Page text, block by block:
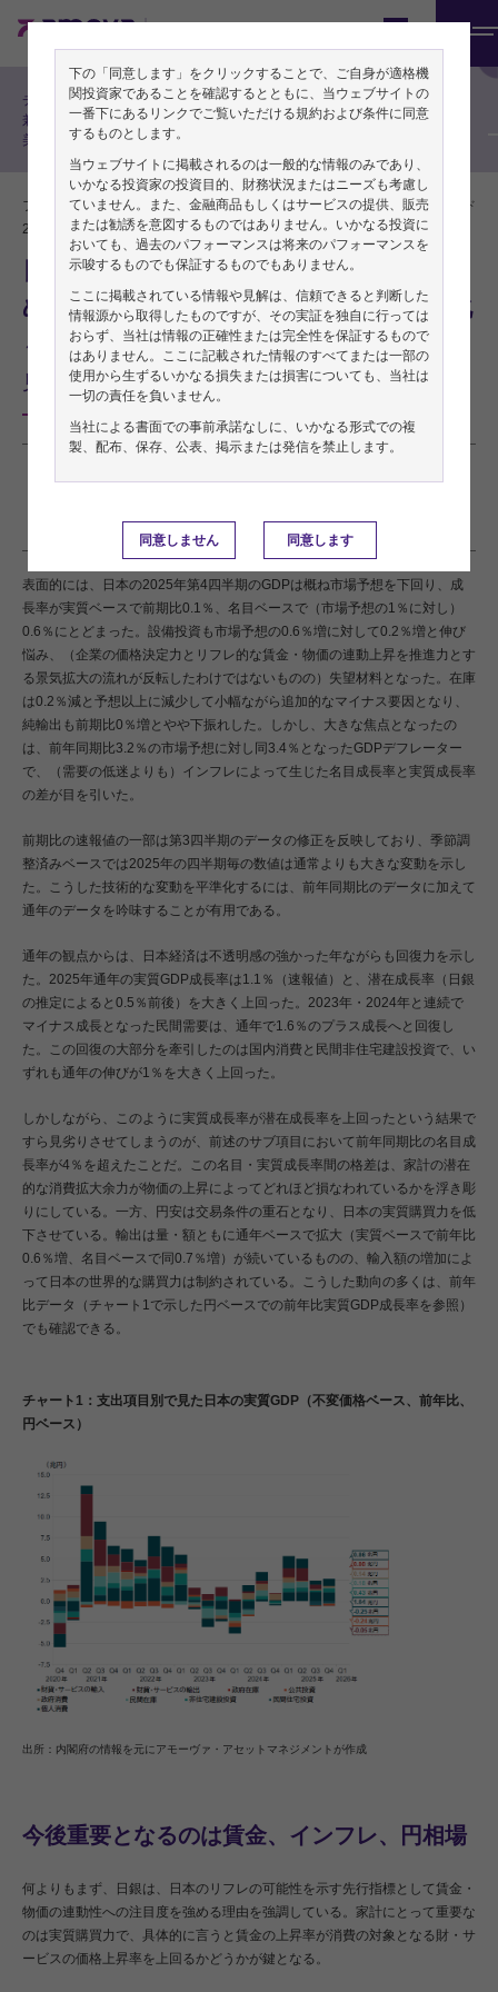
ニ
フィンク直美の投資戦略
チーフ・グローバル・ストラテジスト
兼チーフ・エコノミスト フィンク直
美によるリサーチレポート
フィンク直美／チーフ・グローバル・ストラテジスト
2026年02月18日
PDFをダウンロード
日本の第4四半期のGDP：インフレに歪
められた環境で景気回復のペースが鈍化
～第4四半期のGDPは市場予想を下回るも通年で
見ると依然として回復力を示している～
は英語による原本が日本語版に優先します。
表面的には、日本の2025年第4四半期のGDPは概ね市場予想を下回り、成
長率が実質ベースで前期比0.1％、名目ベースで（市場予想の1％に対し）
0.6％にとどまった。設備投資も市場予想の0.6％増に対して0.2％増と伸び
悩み、（企業の価格決定力とリフレ的な賃金・物価の連動上昇を推進力とす
る景気拡大の流れが反転したわけではないものの）失望材料となった。在庫
は0.2％減と予想以上に減少して小幅ながら追加的なマイナス要因となり、
純輸出も前期比0％増とやや下振れした。しかし、大きな焦点となったの
は、前年同期比3.2％の市場予想に対し同3.4％となったGDPデフレーター
で、（需要の低迷よりも）インフレによって生じた名目成長率と実質成長率
の差が目を引いた。
前期比の速報値の一部は第3四半期のデータの修正を反映しており、季節調
整済みベースでは2025年の四半期毎の数値は通常よりも大きな変動を示し
た。こうした技術的な変動を平準化するには、前年同期比のデータに加えて
通年のデータを吟味することが有用である。
通年の観点からは、日本経済は不透明感の強かった年ながらも回復力を示し
た。2025年通年の実質GDP成長率は1.1％（速報値）と、潜在成長率（日銀
の推定によると0.5％前後）を大きく上回った。2023年・2024年と連続で
マイナス成長となった民間需要は、通年で1.6％のプラス成長へと回復し
た。この回復の大部分を牽引したのは国内消費と民間非住宅建設投資で、い
ずれも通年の伸びが1％を大きく上回った。
しかしながら、このように実質成長率が潜在成長率を上回ったという結果で
すら見劣りさせてしまうのが、前述のサブ項目において前年同期比の名目成
長率が4％を超えたことだ。この名目・実質成長率間の格差は、家計の潜在
的な消費拡大余力が物価の上昇によってどれほど損なわれているかを浮き彫
りにしている。一方、円安は交易条件の重石となり、日本の実質購買力を低
下させている。輸出は量・額ともに通年ベースで拡大（実質ベースで前年比
0.6％増、名目ベースで同0.7％増）が続いているものの、輸入額の増加によ
って日本の世界的な購買力は制約されている。こうした動向の多くは、前年
比データ（チャート1で示した円ベースでの前年比実質GDP成長率を参照）
でも確認できる。
チャート1：支出項目別で見た日本の実質GDP（不変価格ベース、前年比、
円ベース）
出所：内閣府の情報を元にアモーヴァ・アセットマネジメントが作成
今後重要となるのは賃金、インフレ、円相場
何よりもまず、日銀は、日本のリフレの可能性を示す先行指標として賃金・
物価の連動性への注目度を強める理由を強調している。家計にとって重要な
のは実質購買力で、具体的に言うと賃金の上昇率が消費の対象となる財・サ
ービスの価格上昇率を上回るかどうかが鍵となる。
下の「同意します」をクリックすることで、ご自身が適格機
関投資家であることを確認するとともに、当ウェブサイトの
一番下にあるリンクでご覧いただける規約および条件に同意
するものとします。
当ウェブサイトに掲載されるのは一般的な情報のみであり、
いかなる投資家の投資目的、財務状況またはニーズも考慮し
ていません。また、金融商品もしくはサービスの提供、販売
または勧誘を意図するものではありません。いかなる投資に
おいても、過去のパフォーマンスは将来のパフォーマンスを
示唆するものでも保証するものでもありません。
ここに掲載されている情報や見解は、信頼できると判断した
情報源から取得したものですが、その実証を独自に行っては
おらず、当社は情報の正確性または完全性を保証するもので
はありません。ここに記載された情報のすべてまたは一部の
使用から生ずるいかなる損失または損害についても、当社は
一切の責任を負いません。
当社による書面での事前承諾なしに、いかなる形式での複
製、配布、保存、公表、掲示または発信を禁止します。
同意しません 同意します